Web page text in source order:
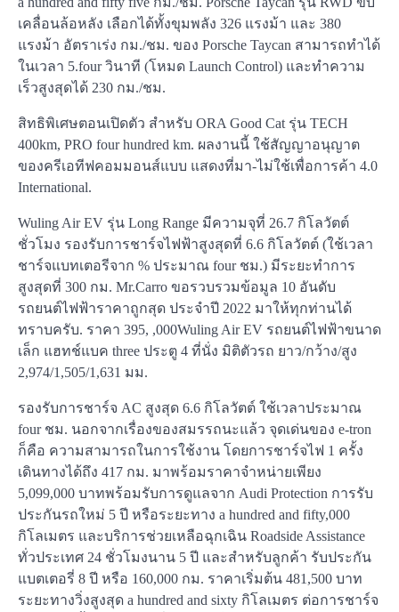
เคลื่อนล้อหลัง เลือกได้ทั้งขุมพลัง 326 แรงม้า และ 380
แรงม้า อัตราเร่ง กม./ชม. ของ Porsche Taycan สามารถทำได้
ในเวลา 5.four วินาที (โหมด Launch Control) และทำความ
เร็วสูงสุดได้ 230 กม./ชม.
สิทธิพิเศษตอนเปิดตัว สำหรับ ORA Good Cat รุ่น TECH
400km, PRO four hundred km. ผลงานนี้ ใช้สัญญาอนุญาต
ของครีเอทีฟคอมมอนส์แบบ แสดงที่มา-ไม่ใช้เพื่อการค้า 4.0
International.
Wuling Air EV รุ่น Long Range มีความจุที่ 26.7 กิโลวัตต์
ชั่วโมง รองรับการชาร์จไฟฟ้าสูงสุดที่ 6.6 กิโลวัตต์ (ใช้เวลา
ชาร์จแบทเตอรีจาก % ประมาณ four ชม.) มีระยะทำการ
สูงสุดที่ 300 กม. Mr.Carro ขอรวบรวมข้อมูล 10 อันดับ
รถยนต์ไฟฟ้าราคาถูกสุด ประจำปี 2022 มาให้ทุกท่านได้
ทราบครับ. ราคา 395, ,000Wuling Air EV รถยนต์ไฟฟ้าขนาด
เล็ก แฮทช์แบค three ประตู 4 ที่นั่ง มิติตัวรถ ยาว/กว้าง/สูง
2,974/1,505/1,631 มม.
รองรับการชาร์จ AC สูงสุด 6.6 กิโลวัตต์ ใช้เวลาประมาณ
four ชม. นอกจากเรื่องของสมรรถนะแล้ว จุดเด่นของ e-tron
ก็คือ ความสามารถในการใช้งาน โดยการชาร์จไฟ 1 ครั้ง
เดินทางได้ถึง 417 กม. มาพร้อมราคาจำหน่ายเพียง
5,099,000 บาทพร้อมรับการดูแลจาก Audi Protection การรับ
ประกันรถใหม่ 5 ปี หรือระยะทาง a hundred and fifty,000
กิโลเมตร และบริการช่วยเหลือฉุกเฉิน Roadside Assistance
ทั่วประเทศ 24 ชั่วโมงนาน 5 ปี และสำหรับลูกค้า รับประกัน
แบตเตอรี่ 8 ปี หรือ 160,000 กม. ราคาเริ่มต้น 481,500 บาท
ระยะทางวิ่งสูงสุด a hundred and sixty กิโลเมตร ต่อการชาร์จ